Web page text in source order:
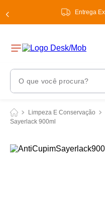
Entrega
O que você procura?
Limpeza E Conservação
Sayerlack 900ml
Termos Mais Buscados
2º tinta